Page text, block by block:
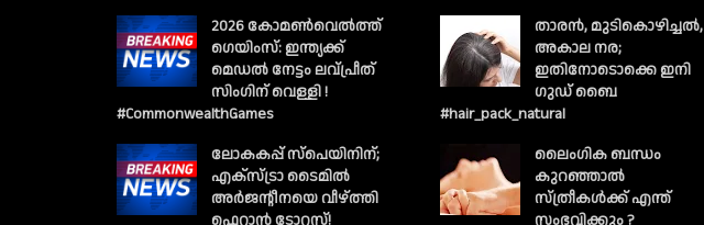
2026 കോമൺവെൽത്ത്
ഗെയിംസ്: ഇന്ത്യക്ക്
മെഡൽ നേട്ടം ലവ്പ്രീത്
സിംഗിന് വെള്ളി !
#CommonwealthGames
ലോകകപ്പ് സ്പെയിനിന്;
എക്സ്ട്രാ ടൈമിൽ
അർജന്റീനയെ വീഴ്ത്തി
ഫെറാൻ ടോറസ്!
താരൻ, മുടികൊഴിച്ചൽ,
അകാല നര;
ഇതിനോടൊക്കെ ഇനി
ഗുഡ് ബൈ
#hair_pack_natural
ലൈംഗിക ബന്ധം
കുറഞ്ഞാല്‍
സ്ത്രീകള്‍ക്ക് എന്ത്
സംഭവിക്കും ?